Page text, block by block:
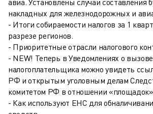
авиа. Установлены случаи составления
накладных для железнодорожных и
- Итоги собираемости налогов за 1
разрезе регионов.
- Приоритетные отрасли налогового
- NEW! Теперь в Уведомлениях о вызове
налогоплательщика можно увидеть
РФ и открытым уголовным делам
комитетом РФ в отношении
- Как используют ЕНС для